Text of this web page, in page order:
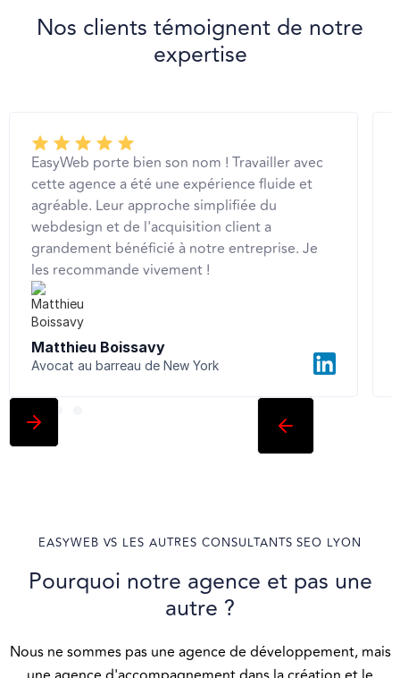
Nos clients témoignent de notre
expertise
EasyWeb porte bien son nom ! Travailler avec
cette agence a été une expérience fluide et
agréable. Leur approche simplifiée du
webdesign et de l'acquisition client a
grandement bénéficié à notre entreprise. Je
les recommande vivement !
Matthieu Boissavy
Avocat au barreau de New York
EASYWEB VS LES AUTRES CONSULTANTS SEO LYON
Pourquoi notre agence et pas une
autre ?
Nous ne sommes pas une agence de développement, mais